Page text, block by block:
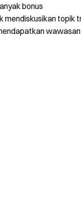
bonus
mendiskusikan topik